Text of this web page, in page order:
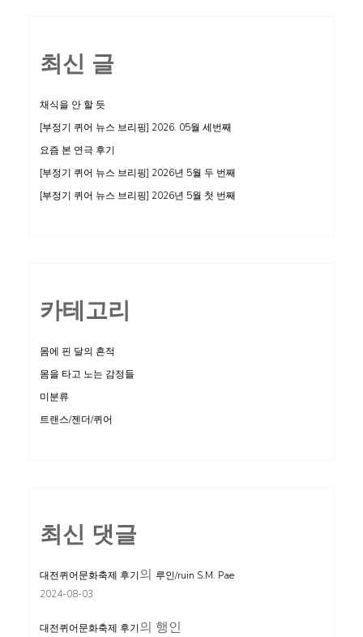
하
현
대
최신 글
채식을 안 할 듯
[부정기 퀴어 뉴스 브리핑] 2026. 05월 세번째
요즘 본 연극 후기
[부정기 퀴어 뉴스 브리핑] 2026년 5월 두 번째
[부정기 퀴어 뉴스 브리핑] 2026년 5월 첫 번째
카테고리
몸에 핀 달의 흔적
몸을 타고 노는 감정들
미분류
트랜스/젠더/퀴어
최신 댓글
대전퀴어문화축제 후기의 루인/ruin S.M. Pae
2024-08-03
대전퀴어문화축제 후기의 행인